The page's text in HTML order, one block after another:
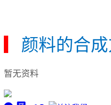
颜料的合
暂无资料